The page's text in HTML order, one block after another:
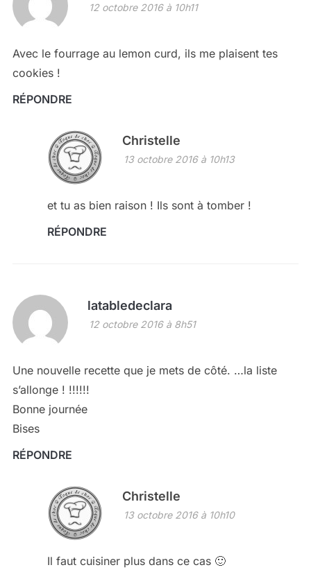
12 octobre 2016 à 10h11
Avec le fourrage au lemon curd, ils me plaisent tes
cookies !
RÉPONDRE
Christelle
13 octobre 2016 à 10h13
et tu as bien raison ! Ils sont à tomber !
RÉPONDRE
latabledeclara
12 octobre 2016 à 8h51
Une nouvelle recette que je mets de côté. …la liste
s’allonge ! !!!!!!
Bonne journée
Bises
RÉPONDRE
Christelle
13 octobre 2016 à 10h10
Il faut cuisiner plus dans ce cas 🙂